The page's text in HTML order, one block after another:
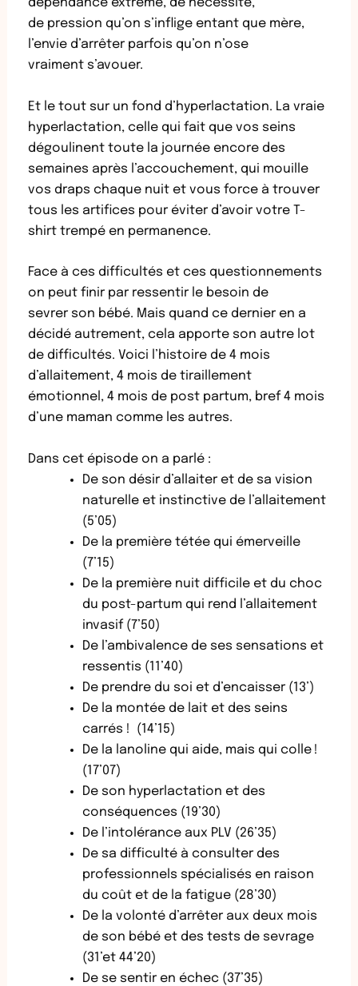
dépendance extrême, de nécessité,
de pression qu’on s’inflige entant que mère,
l’envie d’arrêter parfois qu’on n’ose
vraiment s’avouer.
Et le tout sur un fond d’hyperlactation. La vraie
hyperlactation, celle qui fait que vos seins
dégoulinent toute la journée encore des
semaines après l’accouchement, qui mouille
vos draps chaque nuit et vous force à trouver
tous les artifices pour éviter d’avoir votre T-
shirt trempé en permanence.
Face à ces difficultés et ces questionnements
on peut finir par ressentir le besoin de
sevrer son bébé. Mais quand ce dernier en a
décidé autrement, cela apporte son autre lot
de difficultés. Voici l’histoire de 4 mois
d’allaitement, 4 mois de tiraillement
émotionnel, 4 mois de post partum, bref 4 mois
d’une maman comme les autres.
Dans cet épisode on a parlé :
De son désir d’allaiter et de sa vision
naturelle et instinctive de l’allaitement
(5’05)
De la première tétée qui émerveille
(7’15)
De la première nuit difficile et du choc
du post-partum qui rend l’allaitement
invasif (7’50)
De l’ambivalence de ses sensations et
ressentis (11’40)
De prendre du soi et d’encaisser (13’)
De la montée de lait et des seins
carrés ! (14’15)
De la lanoline qui aide, mais qui colle !
(17’07)
De son hyperlactation et des
conséquences (19’30)
De l’intolérance aux PLV (26’35)
De sa difficulté à consulter des
professionnels spécialisés en raison
du coût et de la fatigue (28’30)
De la volonté d’arrêter aux deux mois
de son bébé et des tests de sevrage
(31’et 44’20)
De se sentir en échec (37’35)